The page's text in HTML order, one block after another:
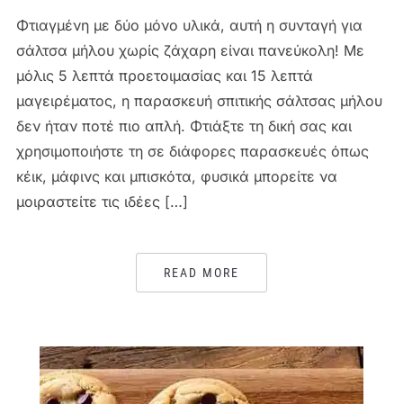
Φτιαγμένη με δύο μόνο υλικά, αυτή η συνταγή για
σάλτσα μήλου χωρίς ζάχαρη είναι πανεύκολη! Με
μόλις 5 λεπτά προετοιμασίας και 15 λεπτά
μαγειρέματος, η παρασκευή σπιτικής σάλτσας μήλου
δεν ήταν ποτέ πιο απλή. Φτιάξτε τη δική σας και
χρησιμοποιήστε τη σε διάφορες παρασκευές όπως
κέικ, μάφινς και μπισκότα, φυσικά μπορείτε να
μοιραστείτε τις ιδέες […]
READ MORE